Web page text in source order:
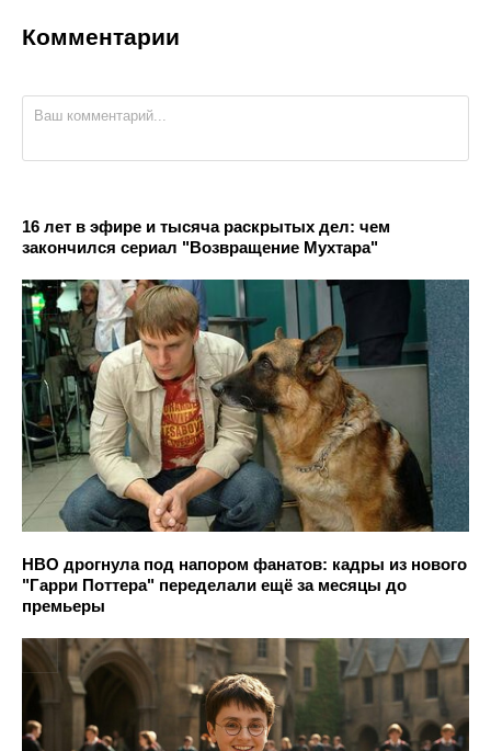
Комментарии
16 лет в эфире и тысяча раскрытых дел: чем
закончился сериал "Возвращение Мухтара"
HBO дрогнула под напором фанатов: кадры из нового
"Гарри Поттера" переделали ещё за месяцы до
премьеры